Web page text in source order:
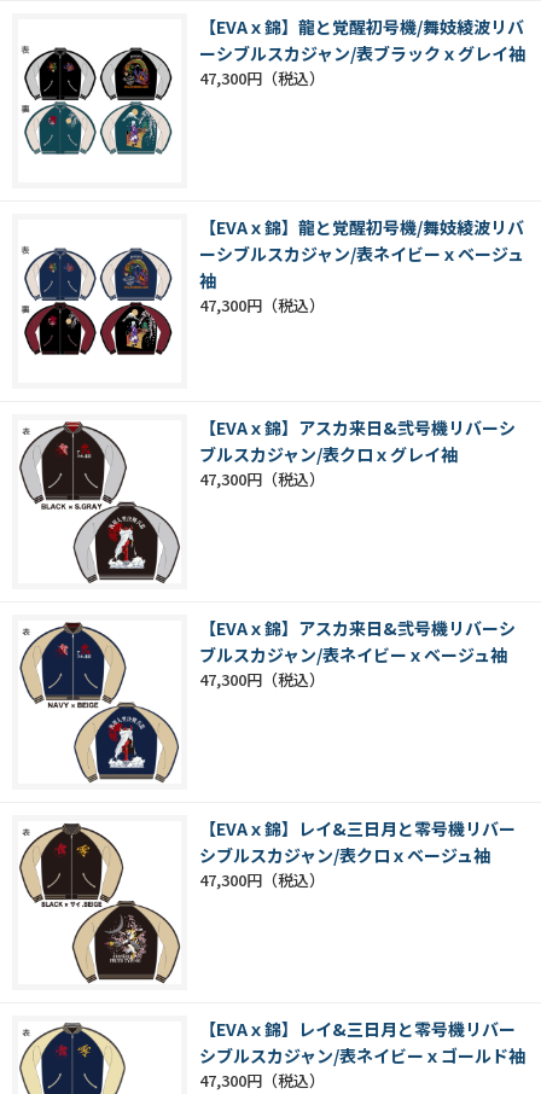
【EVAｘ錦】龍と覚醒初号機/舞妓綾波リバ
ーシブルスカジャン/表ブラックｘグレイ袖
47,300円
【EVAｘ錦】龍と覚醒初号機/舞妓綾波リバ
ーシブルスカジャン/表ネイビーｘベージュ
袖
47,300円
【EVAｘ錦】アスカ来日&弐号機リバーシ
ブルスカジャン/表クロｘグレイ袖
47,300円
【EVAｘ錦】アスカ来日&弐号機リバーシ
ブルスカジャン/表ネイビーｘベージュ袖
47,300円
【EVAｘ錦】レイ&三日月と零号機リバー
シブルスカジャン/表クロｘベージュ袖
47,300円
【EVAｘ錦】レイ&三日月と零号機リバー
シブルスカジャン/表ネイビーｘゴールド袖
47,300円